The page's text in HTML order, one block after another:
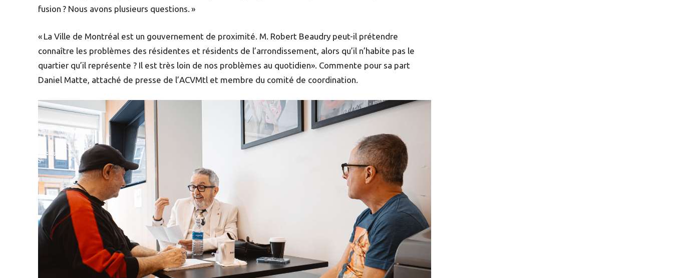
fusion ? Nous avons plusieurs questions. »
« La Ville de Montréal est un gouvernement de proximité. M. Robert Beaudry peut-il prétendre
connaître les problèmes des résidentes et résidents de l’arrondissement, alors qu’il n’habite pas le
quartier qu’il représente ? Il est très loin de nos problèmes au quotidien». Commente pour sa part
Daniel Matte, attaché de presse de l’ACVMtl et membre du comité de coordination.